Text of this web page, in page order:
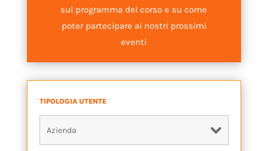
sul programma del corso e su come
poter partecipare ai nostri prossimi
eventi
TIPOLOGIA UTENTE